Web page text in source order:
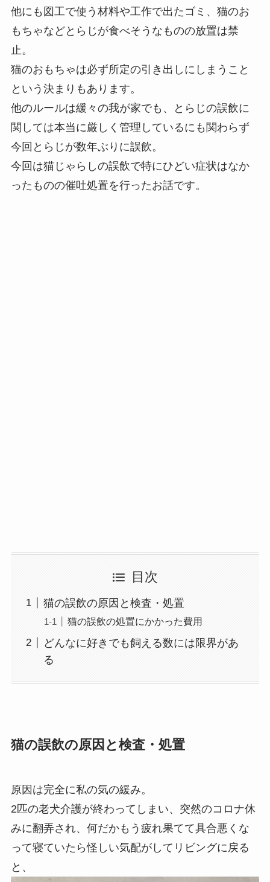
他にも図工で使う材料や工作で出たゴミ、猫のお
もちゃなどとらじが食べそうなものの放置は禁
止。
猫のおもちゃは必ず所定の引き出しにしまうこと
という決まりもあります。
他のルールは緩々の我が家でも、とらじの誤飲に
関しては本当に厳しく管理しているにも関わらず
今回とらじが数年ぶりに誤飲。
今回は猫じゃらしの誤飲で特にひどい症状はなか
ったものの催吐処置を行ったお話です。
目次
猫の誤飲の原因と検査・処置
猫の誤飲の処置にかかった費用
どんなに好きでも飼える数には限界があ
る
猫の誤飲の原因と検査・処置
原因は完全に私の気の緩み。
2匹の老犬介護が終わってしまい、突然のコロナ休
みに翻弄され、何だかもう疲れ果てて具合悪くな
って寝ていたら怪しい気配がしてリビングに戻る
と、